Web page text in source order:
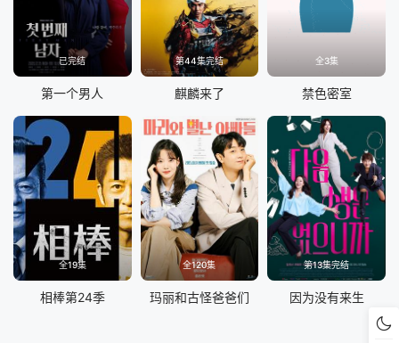
已完结
第一个男人
第44集完结
麒麟来了
全3集
禁色密室
全19集
相棒第24季
全120集
玛丽和古怪爸爸们
第13集完结
因为没有来生